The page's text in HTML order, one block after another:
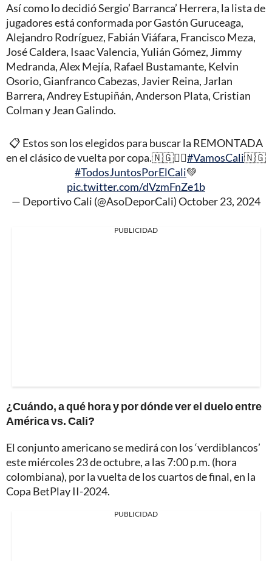
Así como lo decidió Sergio’ Barranca’ Herrera, la lista de
jugadores está conformada por Gastón Guruceaga,
Alejandro Rodríguez, Fabián Viáfara, Francisco Meza,
José Caldera, Isaac Valencia, Yulián Gómez, Jimmy
Medranda, Alex Mejía, Rafael Bustamante, Kelvin
Osorio, Gianfranco Cabezas, Javier Reina, Jarlan
Barrera, Andrey Estupiñán, Anderson Plata, Cristian
Colman y Jean Galindo.
📋 Estos son los elegidos para buscar la REMONTADA
en el clásico de vuelta por copa.🇳🇬✊🏻#VamosCali🇳🇬
#TodosJuntosPorElCali💚
pic.twitter.com/dVzmFnZe1b
— Deportivo Cali (@AsoDeporCali)October 23, 2024
PUBLICIDAD
¿Cuándo, a qué hora y por dónde ver el duelo entre
América vs. Cali?
El conjunto americano se medirá con los ‘verdiblancos’
este miércoles 23 de octubre, a las 7:00 p.m. (hora
colombiana), por la vuelta de los cuartos de final, en la
Copa BetPlay II-2024.
PUBLICIDAD